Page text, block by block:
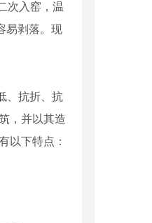
次入窑，温
易剥落。现
、抗折、抗
，并以其造
以下特点：